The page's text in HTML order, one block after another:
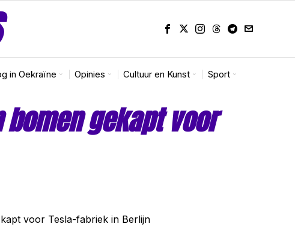
in Oekraïne Opinies Cultuur en Kunst Sport
gekapt voor